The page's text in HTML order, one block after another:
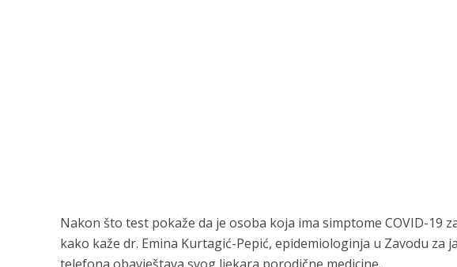
Nakon što test pokaže da je osoba koja ima simptome COVID-19
kako kaže dr. Emina Kurtagić-Pepić, epidemiologinja u Zavodu za